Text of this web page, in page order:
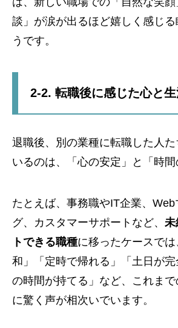
談」が涙が出るほど嬉しく感じる
うです。
2-2. 転職後に感じた心と
退職後、別の業種に転職した人
いるのは、「心の安定」と「時間
たとえば、事務職やIT企業、
グ、カスタマーサポートなど、 未
トできる職種に移ったケースで
和」「定時で帰れる」「土日が
の時間が持てる」など、これま
に驚く声が相次いでいます。